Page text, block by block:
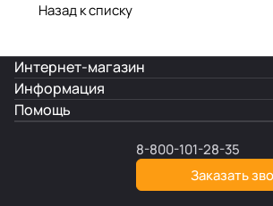
Назад к списку
Интернет-магазин
Информация
Помощь
8-800-101-28-35
Заказать